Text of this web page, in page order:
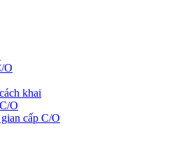
O
khai
O
cấp C/O